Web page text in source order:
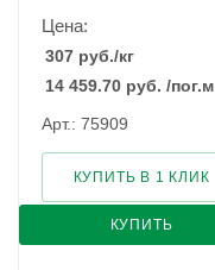
Цена:
307 руб./кг
14 459.70 руб. /пог.м
Арт.: 75909
КУПИТЬ
КУПИТЬ В 1 КЛИК